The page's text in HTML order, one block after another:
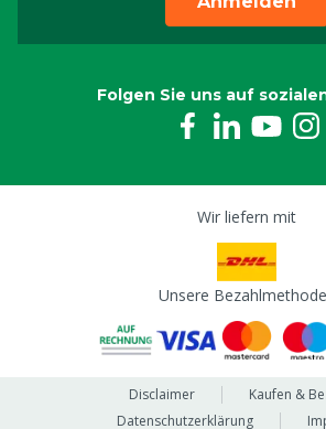
Folgen Sie uns auf
Wir liefern mit
Unsere
Disclaimer
Kaufen &
Datenschutzerklärung